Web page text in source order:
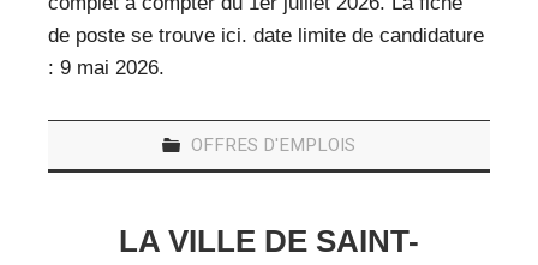
de poste se trouve ici. date limite de candidature
: 9 mai 2026.
OFFRES D'EMPLOIS
LA VILLE DE SAINT-